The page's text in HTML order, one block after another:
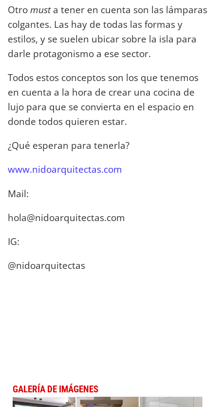
Otromusta tener en cuenta son las lámparas
colgantes. Las hay de todas las formas y
estilos, y se suelen ubicar sobre la isla para
darle protagonismo a ese sector.
Todos estos conceptos son los que tenemos
en cuenta a la hora de crear una cocina de
lujo para que se convierta en el espacio en
donde todos quieren estar.
¿Qué esperan para tenerla?
www.nidoarquitectas.com
Mail:
hola@nidoarquitectas.com
IG:
GALERÍA DE IMÁGENES